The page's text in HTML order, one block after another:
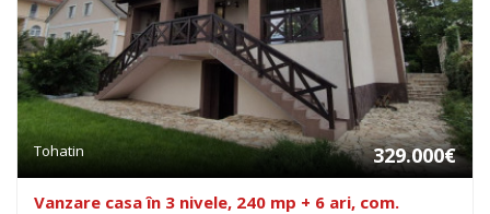
Tohatin 329.000€
Vanzare casa în 3 nivele, 240 mp + 6 ari, com.